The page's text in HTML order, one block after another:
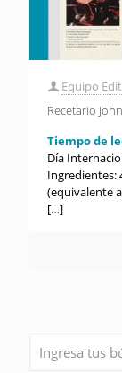
Equipo
Recetario
Tiempo de
Día
Ingredientes:
(equivalente
[…]